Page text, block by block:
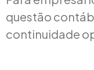
questão
continuidade